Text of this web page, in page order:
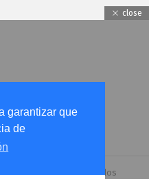
garantizar que
de
los derechos reservados
close